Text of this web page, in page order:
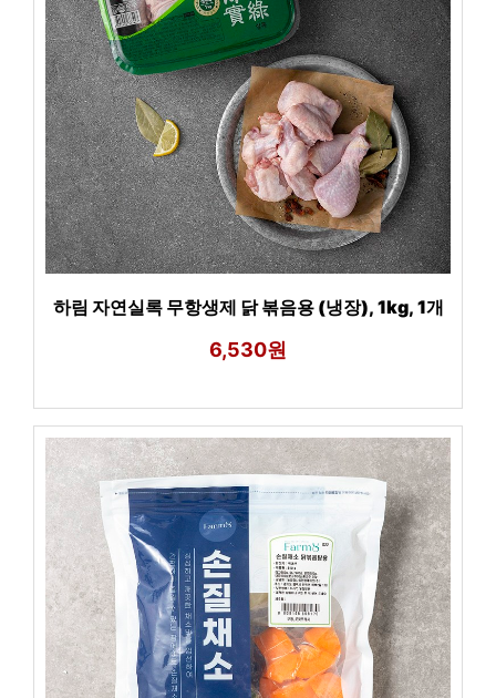
하림 자연실록 무항생제 닭 볶음용 (냉장), 1kg, 1개
6,530원